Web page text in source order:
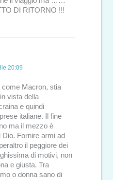
DI RITORNO !!!
20:09
come Macron, stia
vista della
e quindi
italiane. Il fine
ma il mezzo è
Fornire armi ad
il peggiore dei
di motivi, non
e giusta. Tra
o donna sano di